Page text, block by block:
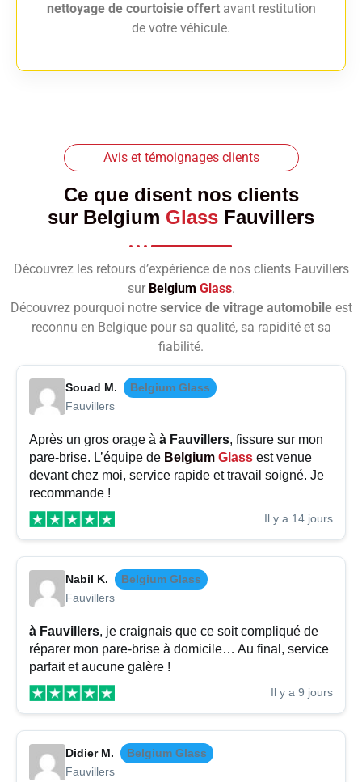
nettoyage de courtoisie offertavant restitution
de votre véhicule.
Avis et témoignages clients
Ce que disent nos clients
sur Belgium Glass Fauvillers
Découvrez les retours d’expérience de nos clients Fauvillers
sur Belgium Glass.
Découvrez pourquoi notre service de vitrage automobileest
reconnu en Belgique pour sa qualité, sa rapidité et sa
fiabilité.
Souad M.
Belgium Glass
Fauvillers
Après un gros orage à à Fauvillers, fissure sur mon
pare-brise. L’équipe de Belgium Glass est venue
devant chez moi, service rapide et travail soigné. Je
recommande !
Il y a 14 jours
Nabil K.
Belgium Glass
Fauvillers
à Fauvillers, je craignais que ce soit compliqué de
réparer mon pare-brise à domicile… Au final, service
parfait et aucune galère !
Il y a 9 jours
Didier M.
Belgium Glass
Fauvillers